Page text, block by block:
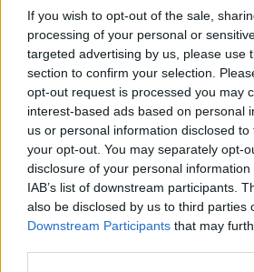
If you wish to opt-out of the sale,
processing of your personal or
targeted advertising by us, please use
section to confirm your selection.
opt-out request is processed you may
interest-based ads based on personal
us or personal information disclosed
your opt-out. You may separately opt-
disclosure of your personal
IAB’s list of downstream participants.
also be disclosed by us to third parties
Downstream Participants that may
skål. Koka upp grädde, häll den
tillsätt smör och låt stå i några
smält. Rör ihop till en slät och fin
rumstemperatur. Rör om då och
Bred tryffeln ovanpå kakan,
chokladtryffel skulle vara för lös,
att den ska stelna ). Strö över lite
Låt sedan brownie stå i kylen så
i ca 30 minuter. Skär i önskade
dina brownies rumstempererade.